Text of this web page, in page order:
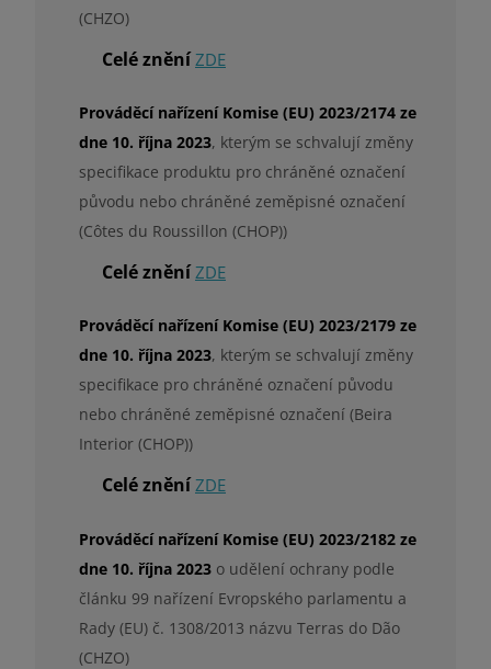
(CHZO)
Celé zněníZDE
Prováděcí nařízení Komise (EU) 2023/2174 ze
dne 10. října 2023, kterým se schvalují změny
specifikace produktu pro chráněné označení
původu nebo chráněné zeměpisné označení
(Côtes du Roussillon (CHOP))
Celé zněníZDE
Prováděcí nařízení Komise (EU) 2023/2179 ze
dne 10. října 2023, kterým se schvalují změny
specifikace pro chráněné označení původu
nebo chráněné zeměpisné označení (Beira
Interior (CHOP))
Celé zněníZDE
Prováděcí nařízení Komise (EU) 2023/2182 ze
dne 10. října 2023 o udělení ochrany podle
článku 99 nařízení Evropského parlamentu a
Rady (EU) č. 1308/2013 názvu Terras do Dão
(CHZO)